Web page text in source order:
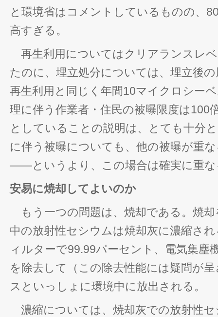
と環境省はコメントしているものの、
高すぎる。
再生利用についてはクリアランスレ
たのに、埋立処分については、埋立後
再生利用と同じく年間10マイクロシー
理に伴う作業者・住民の被曝限度は100
としていることの説明は、とても十分
に伴う被曝についても、他の被曝が重
――というより、この場合は確実に重な
安易に焼却してよいのか
もう一つの問題は、焼却である。焼却
中の放射性セシウムは焼却灰に濃縮さ
ィルターで99.99パーセント、電気集塵
を除去して（この除去性能には疑問が
スといっしょに環境中に放出される。
濃縮については、焼却灰での放射性